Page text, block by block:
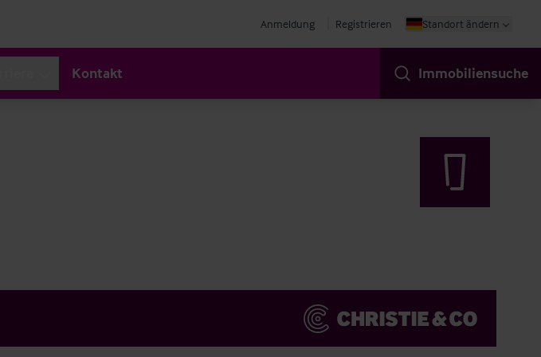
Anmeldung Registrieren Standort ändern
Kontakt Immobiliensuche